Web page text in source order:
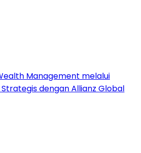
Management melalui
dengan Allianz Global